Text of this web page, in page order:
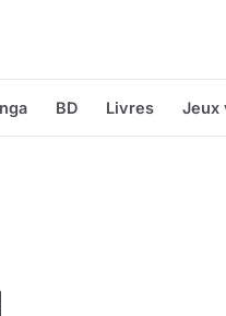
BD Livres Jeux